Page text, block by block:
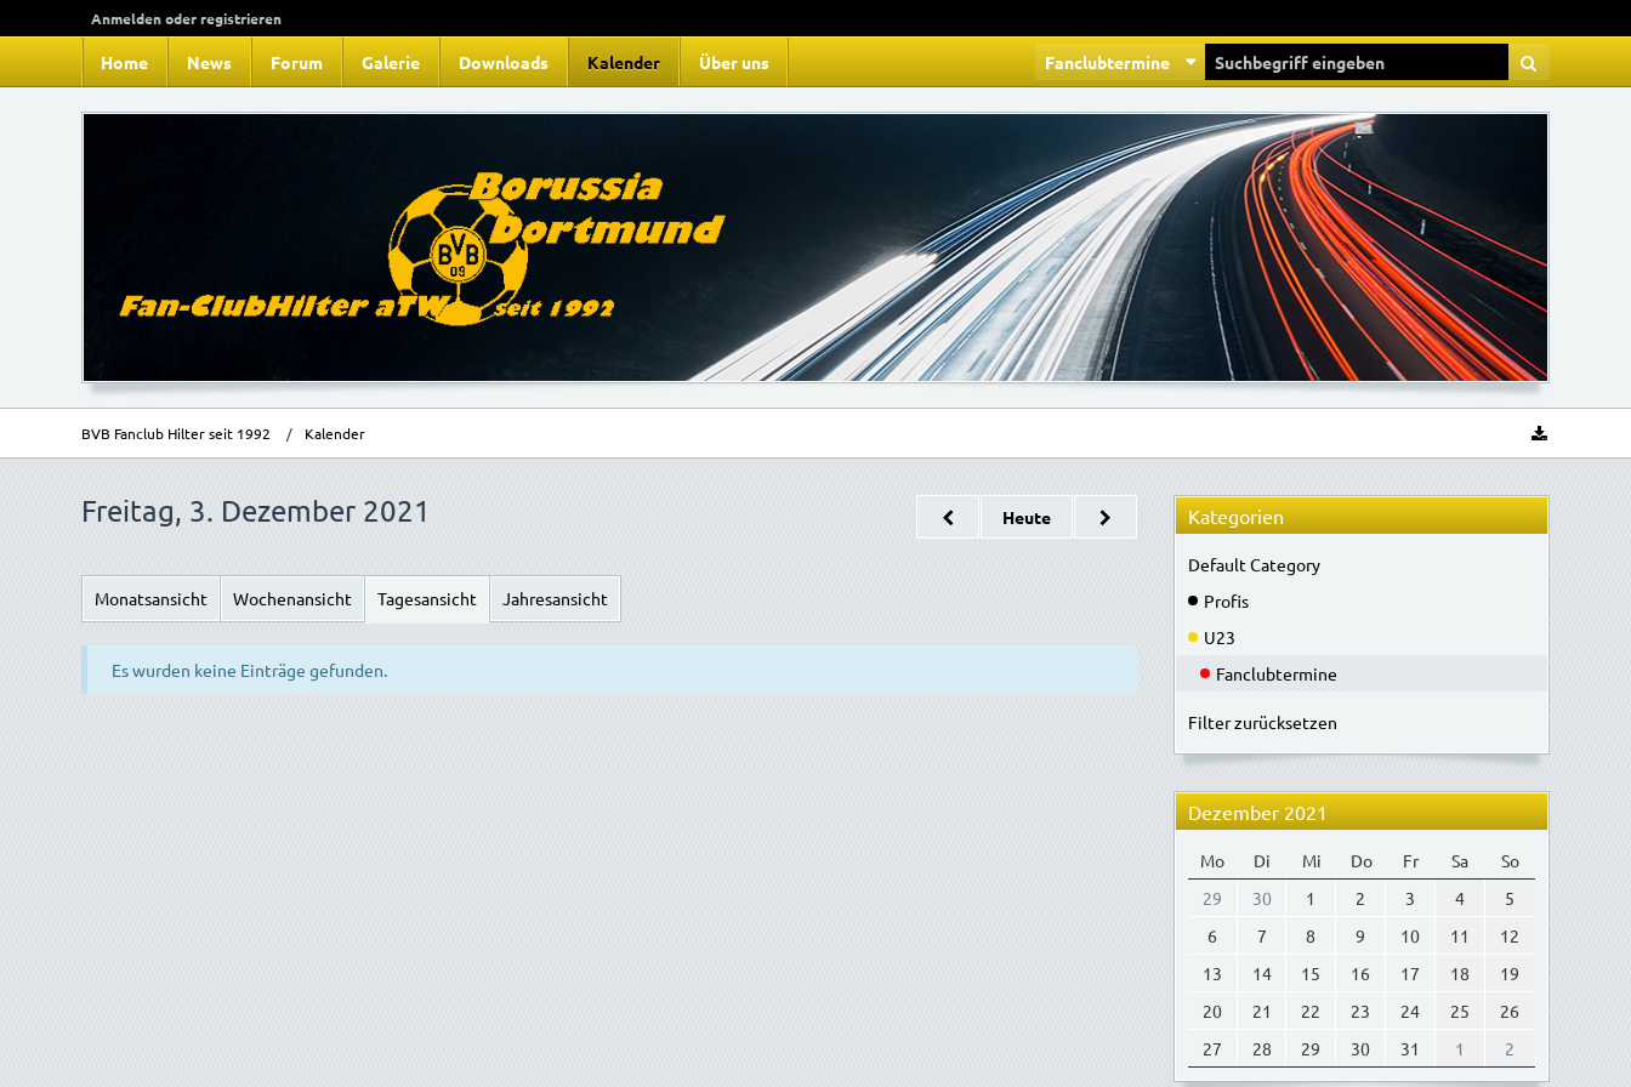
Home News Forum Galerie Downloads Kalender Über uns
Anmelden oder registrieren
Fanclubtermine
BVB Fanclub Hilter seit 1992 Kalender
Freitag, 3. Dezember 2021 Heute
Monatsansicht Wochenansicht Tagesansicht Jahresansicht
Es wurden keine Einträge gefunden.
Kategorien
Default Category
Profis
U23
Fanclubtermine
Filter zurücksetzen
Dezember 2021
Mo Di Mi Do Fr Sa
So
29
30 1 2 3 4
5
6
7 8 9 10 11
12
13
14 15 16 17 18
19
20
21 22 23 24 25
26
27
28 29 30 31 1 2